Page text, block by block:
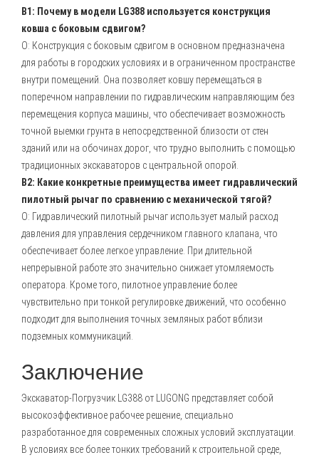
В1: Почему в модели LG388 используется конструкция
ковша с боковым сдвигом?
О: Конструкция с боковым сдвигом в основном предназначена
для работы в городских условиях и в ограниченном пространстве
внутри помещений. Она позволяет ковшу перемещаться в
поперечном направлении по гидравлическим направляющим без
перемещения корпуса машины, что обеспечивает возможность
точной выемки грунта в непосредственной близости от стен
зданий или на обочинах дорог, что трудно выполнить с помощью
традиционных экскаваторов с центральной опорой.
В2: Какие конкретные преимущества имеет гидравлический
пилотный рычаг по сравнению с механической тягой?
О: Гидравлический пилотный рычаг использует малый расход
давления для управления сердечником главного клапана, что
обеспечивает более легкое управление. При длительной
непрерывной работе это значительно снижает утомляемость
оператора. Кроме того, пилотное управление более
чувствительно при тонкой регулировке движений, что особенно
подходит для выполнения точных земляных работ вблизи
подземных коммуникаций.
Заключение
Экскаватор-Погрузчик LG388 от LUGONG представляет собой
высокоэффективное рабочее решение, специально
разработанное для современных сложных условий эксплуатации.
В условиях все более тонких требований к строительной среде,